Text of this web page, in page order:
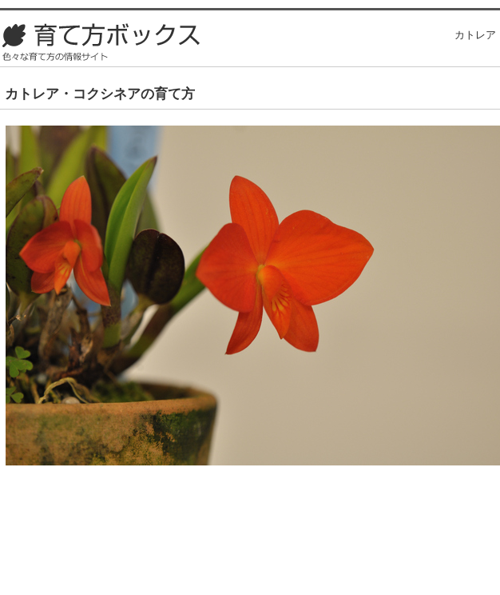
カトレ
カトレア・コクシネアの育て方